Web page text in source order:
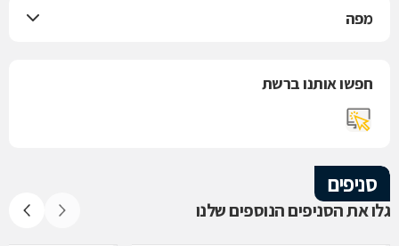
מפה
חפשו אותנו ברשת
סניפים
גלו את הסניפים הנוספים שלנו